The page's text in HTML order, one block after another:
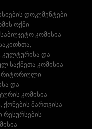
დოკუმენტები
ოქმი
კომისია
კულტურისა და
საქმეთა კომისია
და
კომისია
ქონების მართვისა
რესურსების